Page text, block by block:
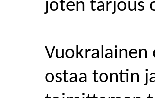
joten tarjous
Vuokralainen
ostaa tontin